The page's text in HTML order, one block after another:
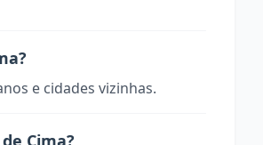
e cidades vizinhas.
Cima?